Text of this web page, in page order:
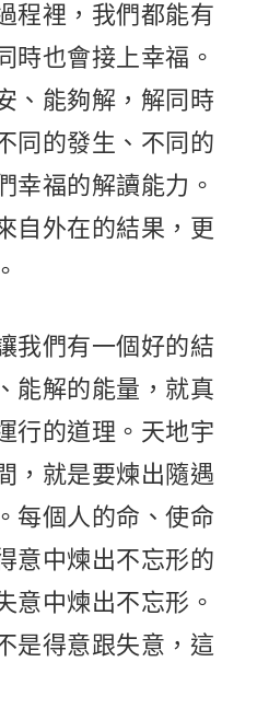
程裡，我們都能有
時也會接上幸福。
、能夠解，解同時
同的發生、不同的
幸福的解讀能力。
自外在的結果，更
我們有一個好的結
能解的能量，就真
行的道理。天地宇
，就是要煉出隨遇
每個人的命、使命
意中煉出不忘形的
意中煉出不忘形。
是得意跟失意，這